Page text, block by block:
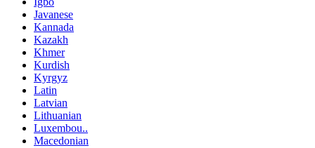
Javanese
Kannada
Kazakh
Khmer
Kurdish
Kyrgyz
Latin
Latvian
Lithuanian
Luxembou..
Macedonian